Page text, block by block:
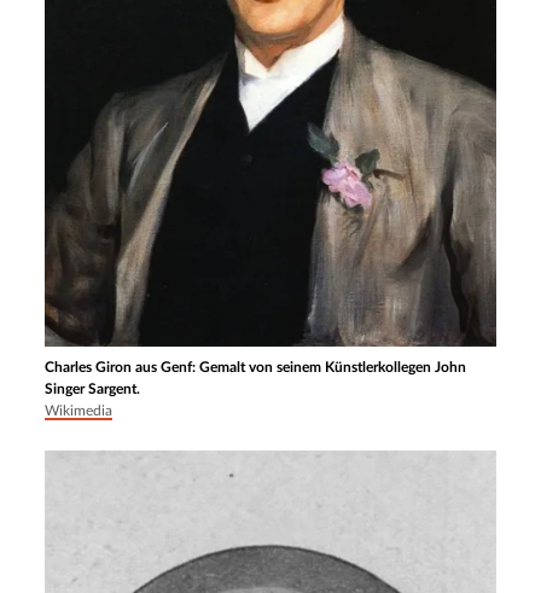
Charles Giron aus Genf: Gemalt von seinem Künstlerkollegen John
Singer Sargent.
Wikimedia